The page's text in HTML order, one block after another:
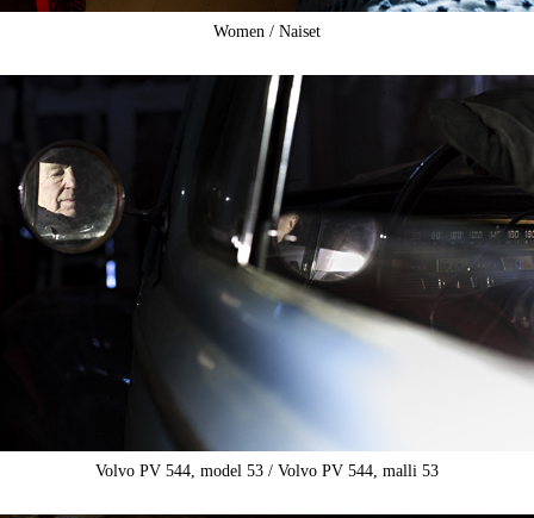
Women / Naiset
Volvo PV 544, model 53 / Volvo PV 544, malli 53